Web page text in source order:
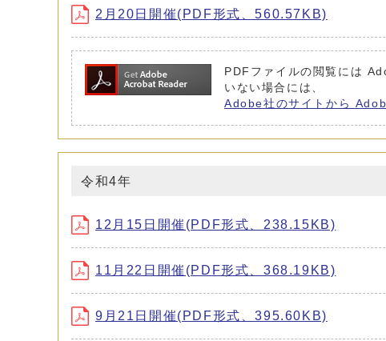
2月20日開催(PDF形式、560.57KB)
PDFファイルの閲覧には
いない場合には、
Adobe社のサイトから
令和4年
12月15日開催(PDF形式、238.15KB)
11月22日開催(PDF形式、368.19KB)
9月21日開催(PDF形式、395.60KB)